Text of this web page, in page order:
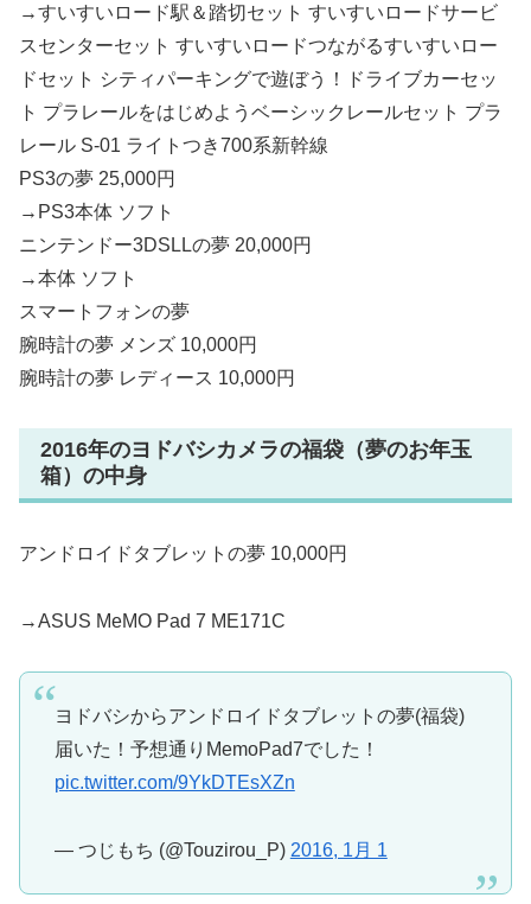
→すいすいロード駅＆踏切セット すいすいロードサービ
スセンターセット すいすいロードつながるすいすいロー
ドセット シティパーキングで遊ぼう！ドライブカーセッ
ト プラレールをはじめようベーシックレールセット プラ
レール S-01 ライトつき700系新幹線
PS3の夢 25,000円
→PS3本体 ソフト
ニンテンドー3DSLLの夢 20,000円
→本体 ソフト
スマートフォンの夢
腕時計の夢 メンズ 10,000円
腕時計の夢 レディース 10,000円
2016年のヨドバシカメラの福袋（夢のお年玉
箱）の中身
アンドロイドタブレットの夢 10,000円
→ASUS MeMO Pad 7 ME171C
ヨドバシからアンドロイドタブレットの夢(福袋)
届いた！予想通りMemoPad7でした！
pic.twitter.com/9YkDTEsXZn
— つじもち (@Touzirou_P) 2016, 1月 1